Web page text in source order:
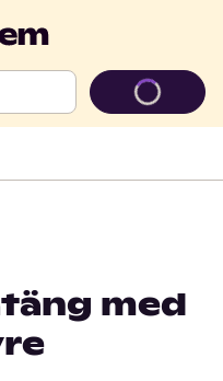
med